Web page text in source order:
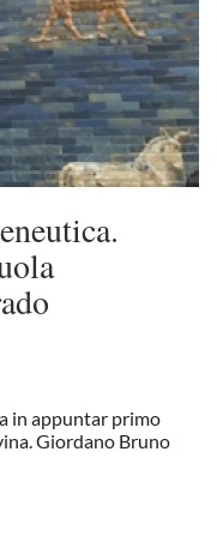
in appuntar primo
Giordano Bruno